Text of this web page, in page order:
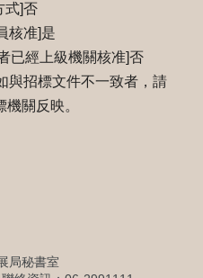
式]否
核准]是
已經上級機關核准]否
招標文件不一致者，請
關反映。
局秘書室